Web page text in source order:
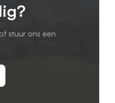
of stuur ons een